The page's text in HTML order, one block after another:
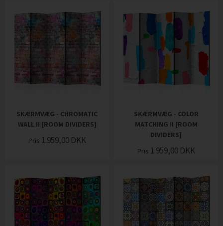
SKÆRMVÆG - CHROMATIC
WALL II [ROOM DIVIDERS]
Pris 1.959,00 DKK
SKÆRMVÆG - COLOR
MATCHING II [ROOM
DIVIDERS]
Pris 1.959,00 DKK